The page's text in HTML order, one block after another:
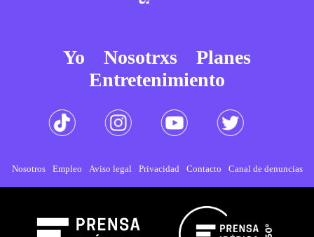
Yo Nosotrxs
Planes
Entretenimiento
Nosotros Empleo Aviso legal Privacidad Contacto Canal de denuncias